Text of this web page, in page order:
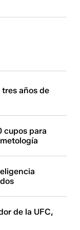
años de
cupos para
de la UFC,